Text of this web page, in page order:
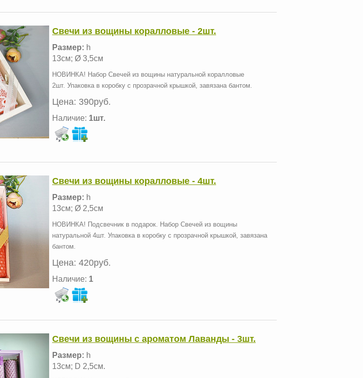
Свечи из вощины коралловые - 2шт.
Размер: h
13см; Ø 3,5см
НОВИНКА! Набор Свечей из вощины натуральной коралловые
2шт. Упаковка в коробку с прозрачной крышкой, завязана бантом.
Цена: 390руб.
Наличие: 1шт.
Свечи из вощины коралловые - 4шт.
Размер: h
13см; Ø 2,5см
НОВИНКА! Подсвечник в подарок. Набор Свечей из вощины
натуральной 4шт. Упаковка в коробку с прозрачной крышкой, завязана
бантом.
Цена: 420руб.
Наличие: 1
Свечи из вощины с ароматом Лаванды - 3шт.
Размер: h
13см; D 2,5см.